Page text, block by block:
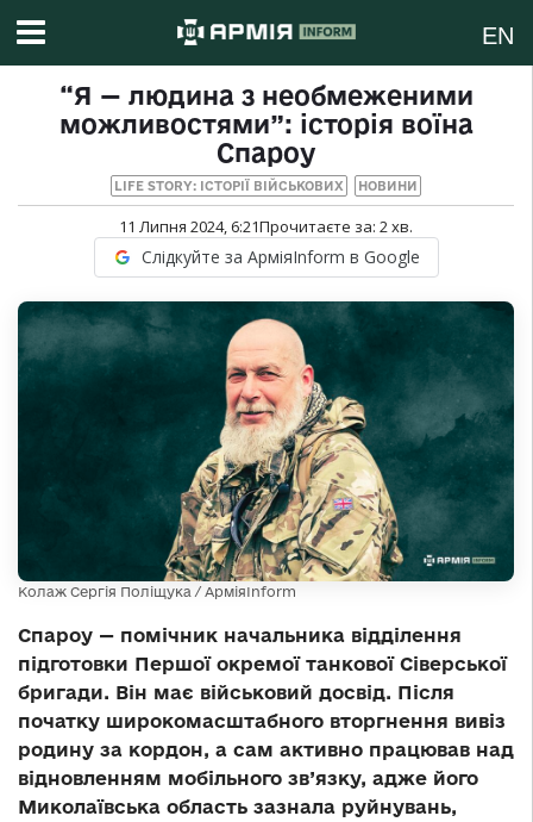
EN
“Я — людина з необмеженими
можливостями”: історія воїна
Спароу
LIFE STORY: ІСТОРІЇ ВІЙСЬКОВИХ НОВИНИ
11 Липня 2024, 6:21Прочитаєте за: 2хв.
Слідкуйте за АрміяInform в Google
Колаж Сергія Поліщука / АрміяInform
Спароу — помічник начальника відділення
підготовки Першої окремої танкової Сіверської
бригади. Він має військовий досвід. Після
початку широкомасштабного вторгнення вивіз
родину за кордон, а сам активно працював над
відновленням мобільного зв’язку, адже його
Миколаївська область зазнала руйнувань,